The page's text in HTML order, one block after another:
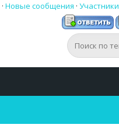
· Новые сообщения · Участники